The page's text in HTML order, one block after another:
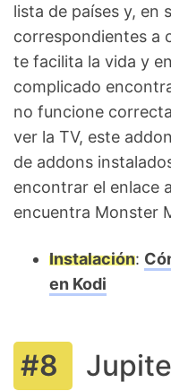
lista de países y, en
correspondientes a
te facilita la vida y
complicado
no funcione
ver la TV, este
de addons
encontrar el enlace
encuentra Monster
Instalación:
en Kodi